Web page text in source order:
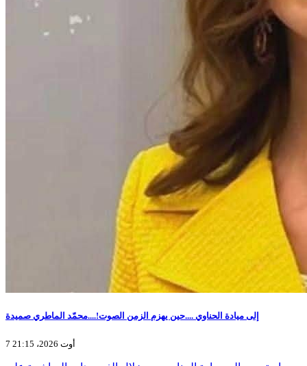
إلى ميادة الحناوي ....حين يهزم الزمن الصوت!....محمّد الماطري صميدة
7 أوت 2026، 21:15